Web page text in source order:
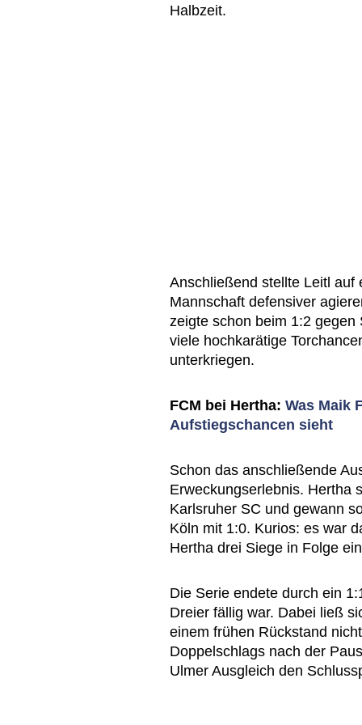
Halbzeit.
Anschließend stellte Leitl auf
Mannschaft defensiver
zeigte schon beim 1:2
viele hochkarätige
unterkriegen.
FCM bei Hertha: Was Maik
Aufstiegschancen sieht
Schon das anschließende
Erweckungserlebnis. Hertha
Karlsruher SC und gewann
Köln mit 1:0. Kurios: es war
Hertha drei Siege in Folge
Die Serie endete durch ein
Dreier fällig war. Dabei ließ
einem frühen Rückstand
Doppelschlags nach der
Ulmer Ausgleich den